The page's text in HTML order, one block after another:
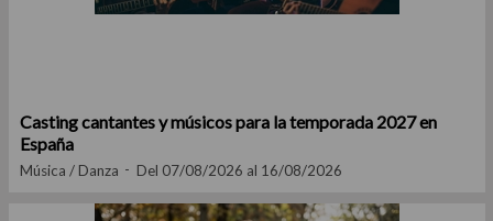
Casting cantantes y músicos para la temporada 2027 en
España
Música / Danza Del 07/08/2026 al 16/08/2026